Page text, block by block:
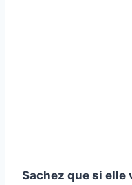
Sachez que si